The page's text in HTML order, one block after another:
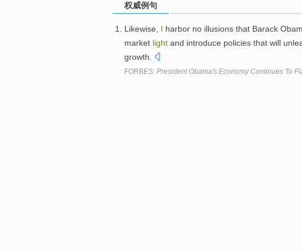
权威例句
Likewise, I harbor no illusions that Barack
market light and introduce policies that will
growth.
FORBES: President Obama's Economy Continues To